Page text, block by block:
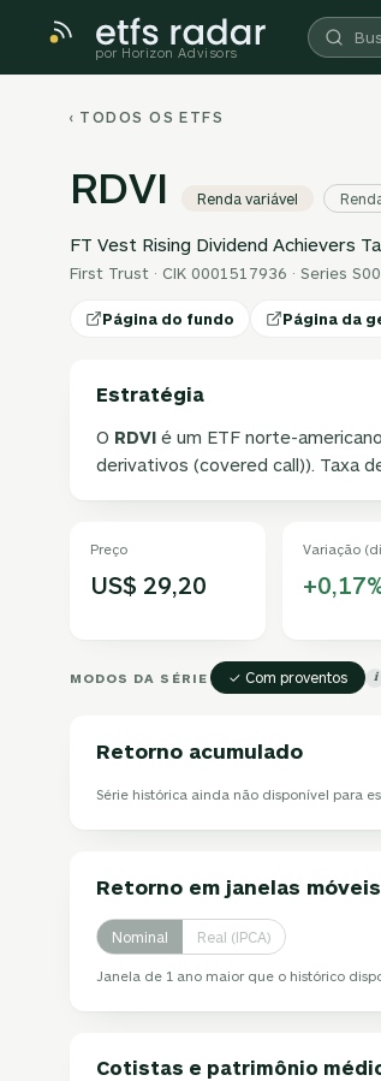
por Horizon Advisors
‹ TODOS OS ETFS
RDVI Renda variável
FT Vest Rising Dividend Achievers
First Trust · CIK 0001517936 · Series
Página do fundo Página da
Estratégia
O RDVIé um ETF norte-
derivativos (covered call)). Taxa
Preço
US$ 29,20
Variação
MODOS DA SÉRIE ✓ Com proventos i
Retorno acumulado
Série histórica ainda não disponível para
Retorno em janelas móveis
Nominal Real (IPCA)
Janela de 1 ano maior que o histórico
Cotistas e patrimônio